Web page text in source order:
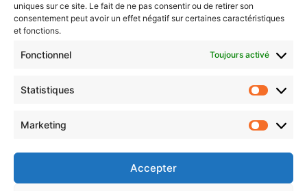
uniques sur ce site. Le fait de ne pas consentir ou de retirer son
consentement peut avoir un effet négatif sur certaines caractéristiques
et fonctions.
Fonctionnel Toujours activé
Statistiques
Marketing
Accepter
Choisissez : matin, soir ou hebdo ?
votre